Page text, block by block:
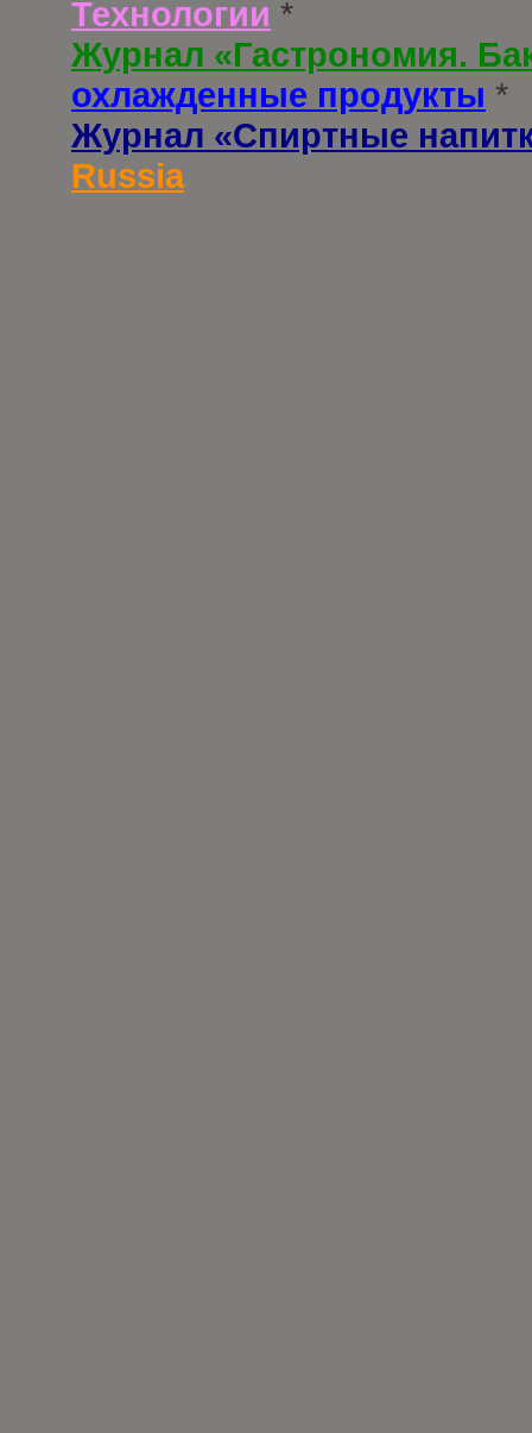
Технологии *
Журнал «Гастрономия.
охлажденные продукты *
Журнал «Спиртные
Russia